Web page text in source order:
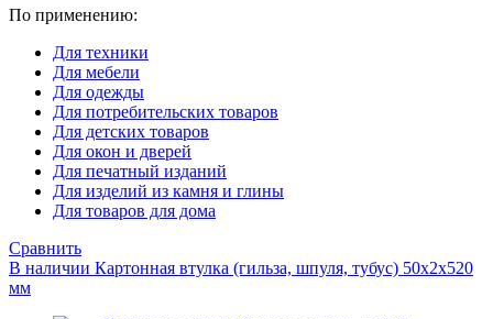
По применению:
Для техники
Для мебели
Для одежды
Для потребительских товаров
Для детских товаров
Для окон и дверей
Для печатный изданий
Для изделий из камня и глины
Для товаров для дома
Сравнить
В наличии Картонная втулка (гильза, шпуля, тубус) 50х2х520
мм